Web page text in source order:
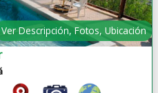
Ver Descripción, Fotos, Ubicación